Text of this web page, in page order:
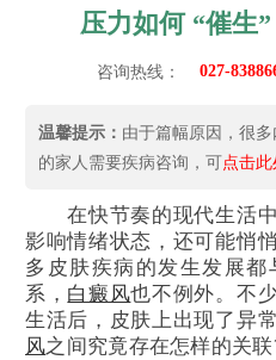
压力如何 “催生
咨询热线： 027-
温馨提示： 由于篇幅原因，很
的家人需要疾病咨询，可点击此
在快节奏的现代生活中
影响情绪状态，还可能悄
多皮肤疾病的发生发展
系， 白癜风也不例外。不
生活后，皮肤上出现了异
风之间究竟存在怎样的关